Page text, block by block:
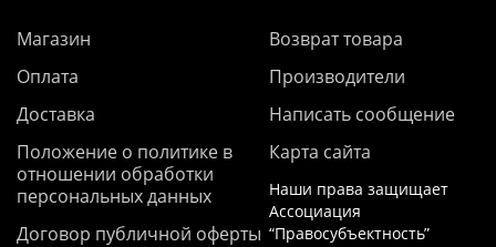
Магазин
Оплата
Доставка
Положение о политике в
отношении обработки
персональных данных
Договор публичной оферты
Возврат товара
Производители
Написать сообщение
Карта сайта
Наши права защищает
Ассоциация
“Правосубъектность”